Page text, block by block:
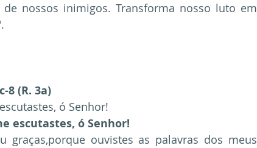
nossos inimigos. Transforma nosso luto em
8 (R. 3a)
ó Senhor!
escutastes, ó Senhor!
ouvistes as palavras dos meus